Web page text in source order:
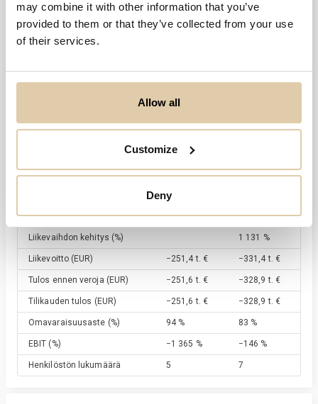
may combine it with other information that you’ve
provided to them or that they’ve collected from your use
of their services.
Allow all
Customize
Deny
Viimeisin tilikausi
06/2024
Liikevaihto (EUR) 18,4 t. € 226,6 t. €
Liikevaihdon kehitys (%) 1 131 %
Liikevoitto (EUR) −251,4 t. € −331,4 t. €
Tulos ennen veroja (EUR) −251,6 t. € −328,9 t. €
Tilikauden tulos (EUR) −251,6 t. € −328,9 t. €
Omavaraisuusaste (%) 94 % 83 %
EBIT (%) −1 365 % −146 %
Henkilöstön lukumäärä 5 7